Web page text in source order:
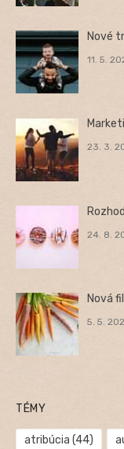
Nové
11. 5.
23. 3.
24. 8.
Nová
5. 5.
TÉMY
atribúcia (44)